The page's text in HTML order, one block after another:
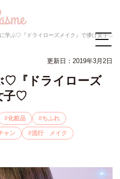
学ぶ♡『ドライローズメイク』で儚げ女子♡
更新日：2019年3月2日
♡『ドライローズ
子♡
化粧品 ちふれ
ャン 流行 メイク